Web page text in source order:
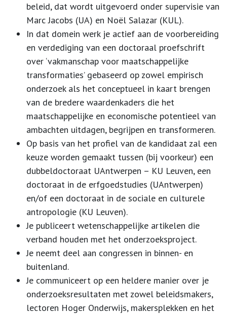
beleid, dat wordt uitgevoerd onder supervisie van
Marc Jacobs (UA) en Noël Salazar (KUL).
In dat domein werk je actief aan de voorbereiding
en verdediging van een doctoraal proefschrift
over ‘vakmanschap voor maatschappelijke
transformaties’ gebaseerd op zowel empirisch
onderzoek als het conceptueel in kaart brengen
van de bredere waardenkaders die het
maatschappelijke en economische potentieel van
ambachten uitdagen, begrijpen en transformeren.
Op basis van het profiel van de kandidaat zal een
keuze worden gemaakt tussen (bij voorkeur) een
dubbeldoctoraat UAntwerpen – KU Leuven, een
doctoraat in de erfgoedstudies (UAntwerpen)
en/of een doctoraat in de sociale en culturele
antropologie (KU Leuven).
Je publiceert wetenschappelijke artikelen die
verband houden met het onderzoeksproject.
Je neemt deel aan congressen in binnen- en
buitenland.
Je communiceert op een heldere manier over je
onderzoeksresultaten met zowel beleidsmakers,
lectoren Hoger Onderwijs, makersplekken en het